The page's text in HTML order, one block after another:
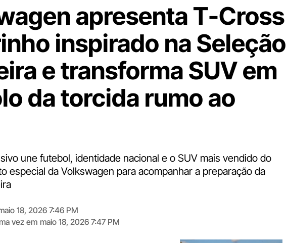
apresenta T-Cross
inspirado na Seleção
e transforma SUV em
da torcida rumo ao
une futebol, identidade nacional e o SUV mais vendido do
especial da Volkswagen para acompanhar a preparação da
18, 2026 7:46 PM
vez em maio 18, 2026 7:47 PM